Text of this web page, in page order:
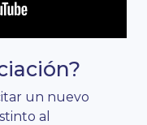
un nuevo
al